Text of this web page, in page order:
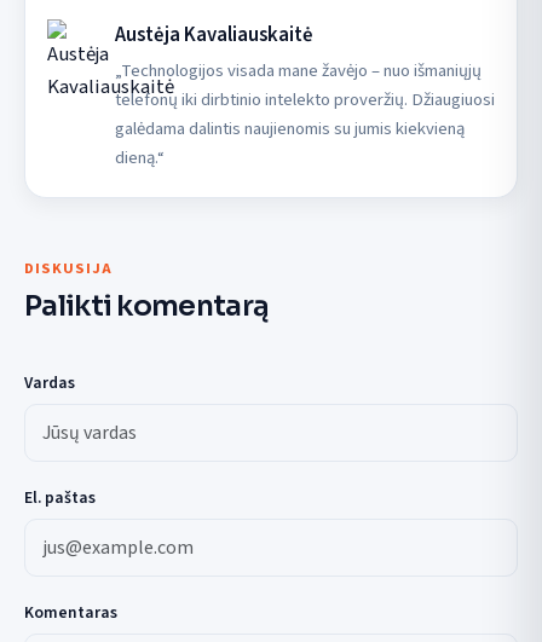
Austėja Kavaliauskaitė
„Technologijos visada mane žavėjo – nuo išmaniųjų
telefonų iki dirbtinio intelekto proveržių. Džiaugiuosi
galėdama dalintis naujienomis su jumis kiekvieną
dieną.“
DISKUSIJA
Palikti komentarą
Vardas
El. paštas
Komentaras